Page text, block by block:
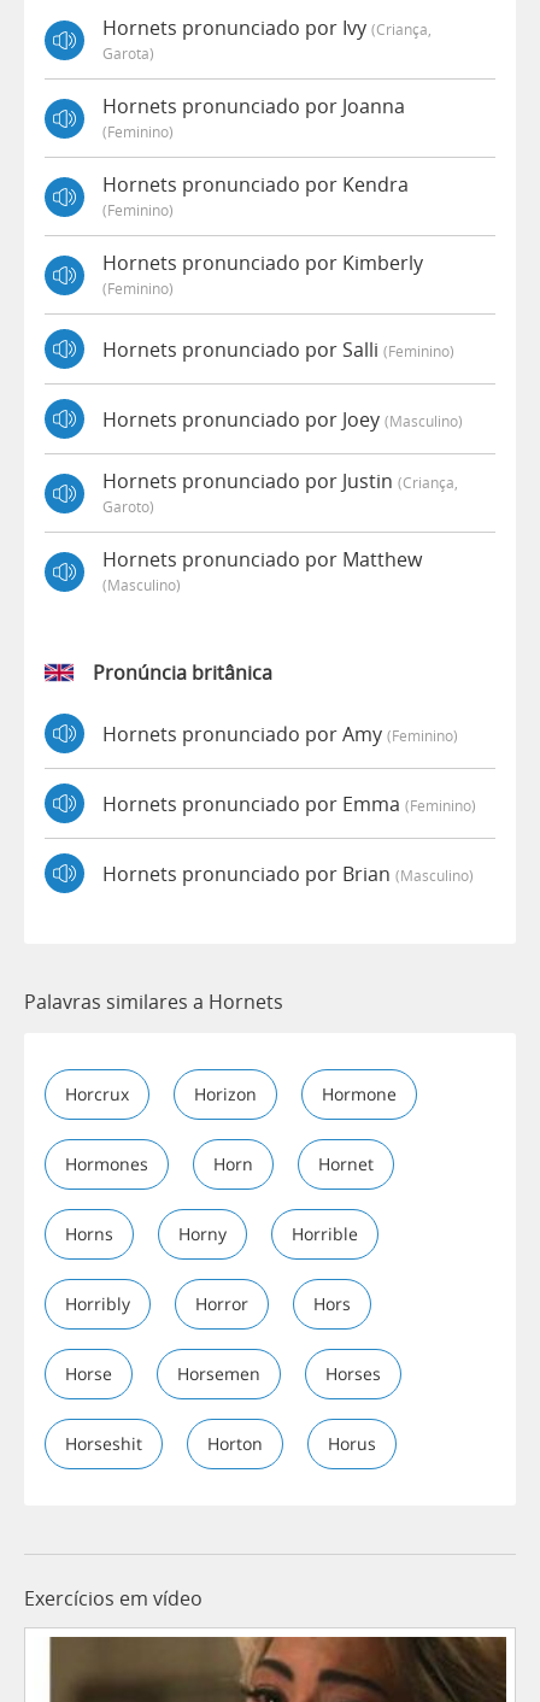
Hornets pronunciado por Ivy (criança,
Garota)
Hornets pronunciado por Joanna
(feminino)
Hornets pronunciado por Kendra
(feminino)
Hornets pronunciado por Kimberly
(feminino)
Hornets pronunciado por Salli (feminino)
Hornets pronunciado por Joey (masculino)
Hornets pronunciado por Justin (criança,
Garoto)
Hornets pronunciado por Matthew
(masculino)
Pronúncia britânica
Hornets pronunciado por Amy (feminino)
Hornets pronunciado por Emma (feminino)
Hornets pronunciado por Brian (masculino)
Palavras similares a Hornets
Horcrux Horizon Hormone
Hormones Horn Hornet
Horns Horny Horrible
Horribly Horror Hors
Horse Horsemen Horses
Horseshit Horton Horus
Exercícios em vídeo